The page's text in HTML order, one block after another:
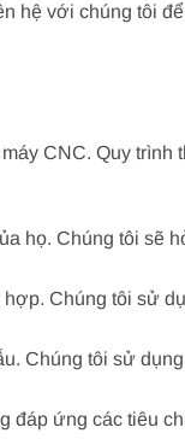
hệ với chúng tôi
CNC. Quy trình
họ. Chúng tôi sẽ
Chúng tôi sử
Chúng tôi sử
đáp ứng các tiêu